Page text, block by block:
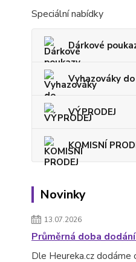
Speciální nabídky
Dárkové
Vyhazováky
VÝPRODEJ
KOMISNÍ
Novinky
13.07.2026
Průměrná doba
Dle Heureka.cz dodáme